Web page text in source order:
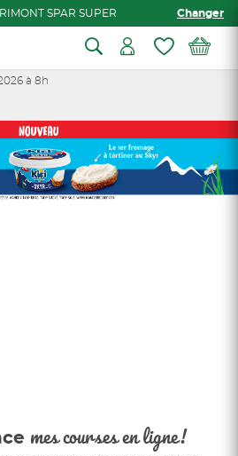
SPAR SUPER Changer
à 8h
mes courses en ligne!